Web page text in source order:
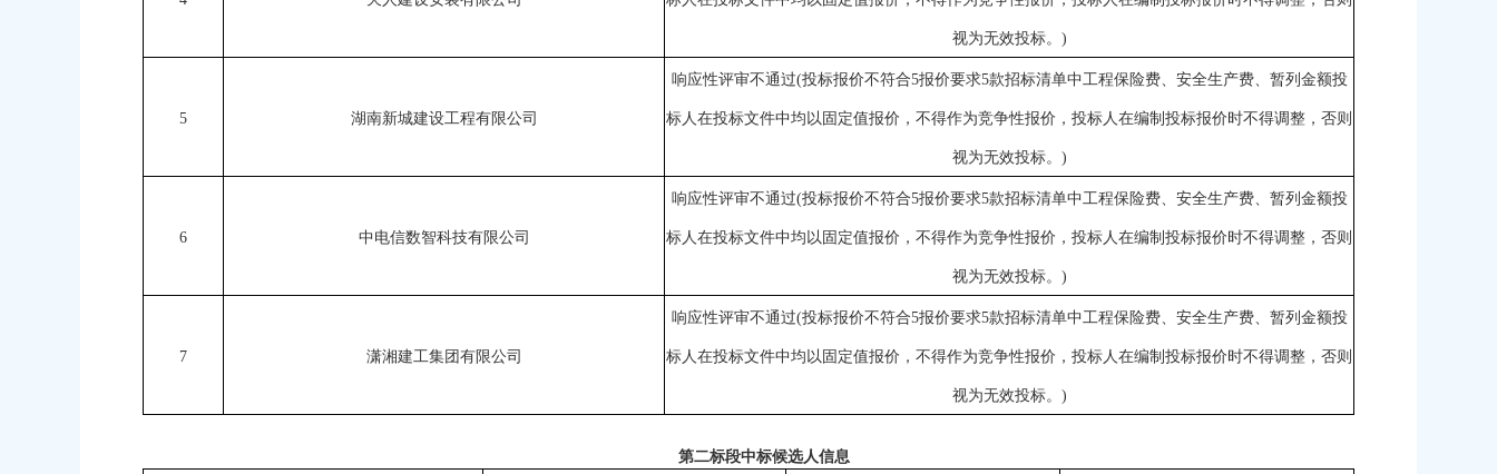
视为无效投标。)
5 湖南新城建设工程有限公司
响应性评审不通过(投标报价不符合5报价要求5款招标清单中工程保险费、安全生产费、暂列金额投
标人在投标文件中均以固定值报价，不得作为竞争性报价，投标人在编制投标报价时不得调整，否则
视为无效投标。)
6 中电信数智科技有限公司
响应性评审不通过(投标报价不符合5报价要求5款招标清单中工程保险费、安全生产费、暂列金额投
标人在投标文件中均以固定值报价，不得作为竞争性报价，投标人在编制投标报价时不得调整，否则
视为无效投标。)
7 潇湘建工集团有限公司
响应性评审不通过(投标报价不符合5报价要求5款招标清单中工程保险费、安全生产费、暂列金额投
标人在投标文件中均以固定值报价，不得作为竞争性报价，投标人在编制投标报价时不得调整，否则
视为无效投标。)
第二标段中标候选人信息